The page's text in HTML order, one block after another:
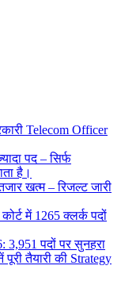
Telecom Officer
पद – सिर्फ
है।
खत्म – रिजल्ट जारी
में 1265 क्लर्क पदों
3,951 पदों पर सुनहरा
तैयारी की Strategy